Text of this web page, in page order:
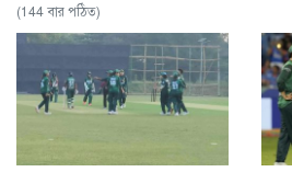
(144 বার পঠিত)